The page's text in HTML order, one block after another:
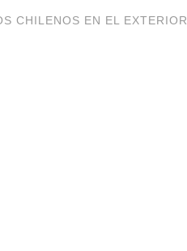
CHILENOS EN EL EXTERIOR